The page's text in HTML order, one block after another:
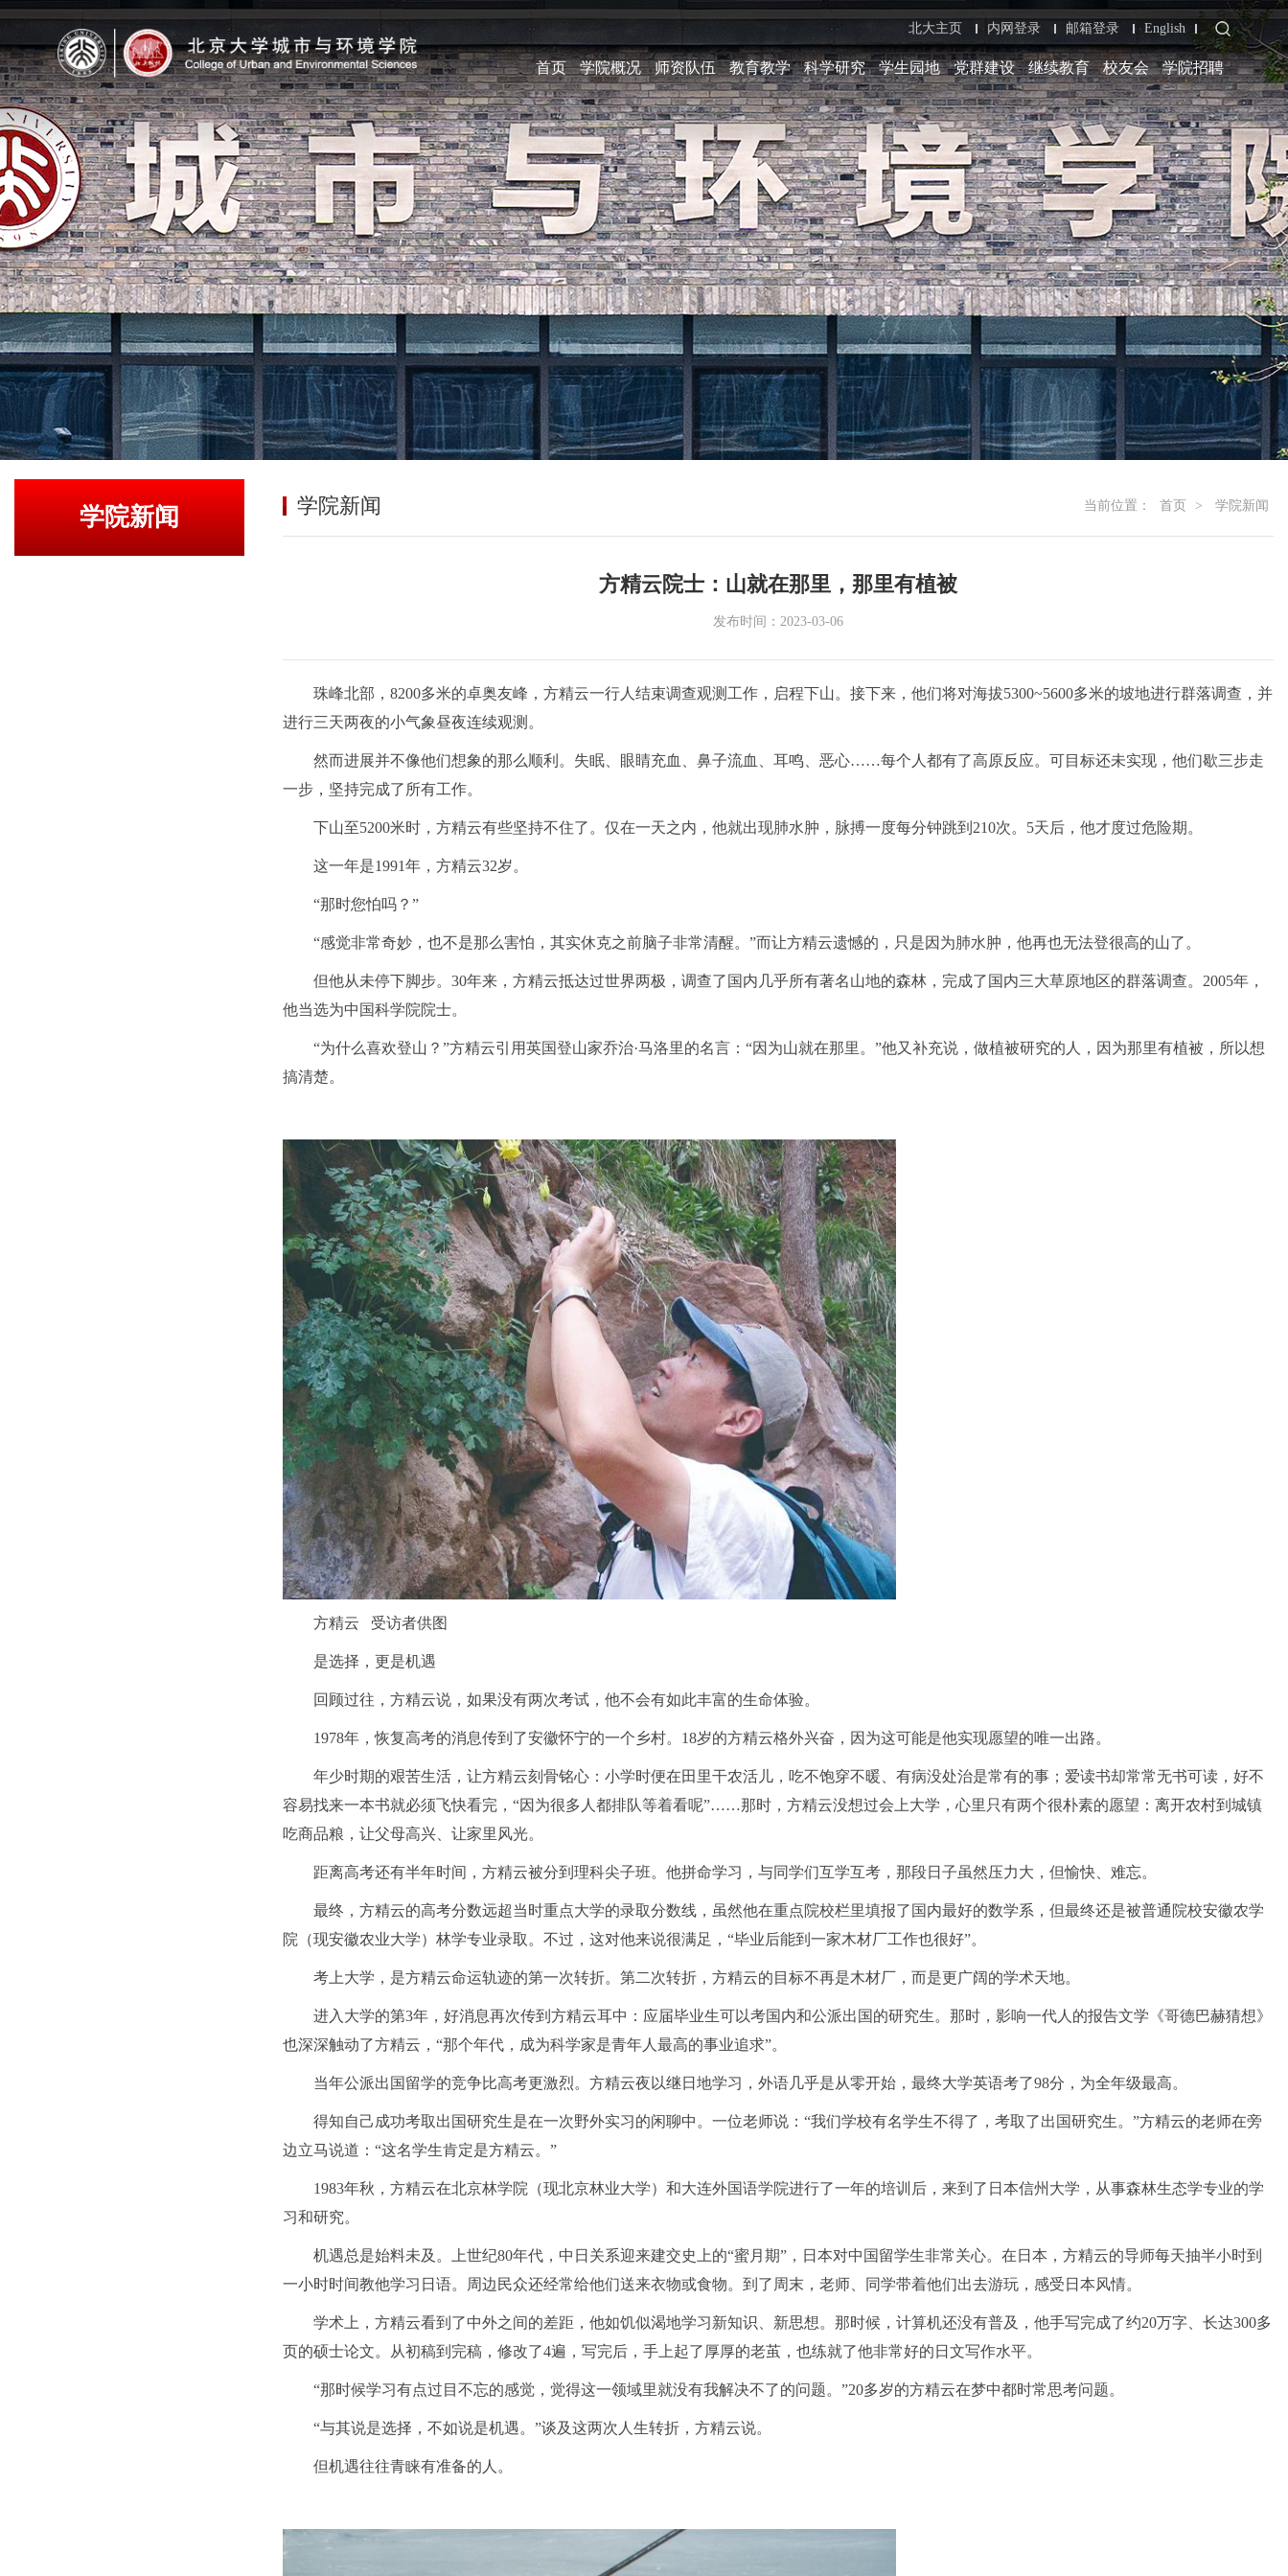
北大主页 内网登录 邮箱登录 English
首页 学院概况 师资队伍 教育教学 科学研究 学生园地 党群建设 继续教育 校友会 学院招聘
学院新闻 学院新闻 当前位置： 首页 > 学院新闻
方精云院士：山就在那里，那里有植被
发布时间：2023-03-06
珠峰北部，8200多米的卓奥友峰，方精云一行人结束调查观测工作，启程下山。接下来，他们将对海拔5300~5600多米的坡地进行群落调查，并
进行三天两夜的小气象昼夜连续观测。
然而进展并不像他们想象的那么顺利。失眠、眼睛充血、鼻子流血、耳鸣、恶心……每个人都有了高原反应。可目标还未实现，他们歇三步走
一步，坚持完成了所有工作。
下山至5200米时，方精云有些坚持不住了。仅在一天之内，他就出现肺水肿，脉搏一度每分钟跳到210次。5天后，他才度过危险期。
这一年是1991年，方精云32岁。
“那时您怕吗？”
“感觉非常奇妙，也不是那么害怕，其实休克之前脑子非常清醒。”而让方精云遗憾的，只是因为肺水肿，他再也无法登很高的山了。
但他从未停下脚步。30年来，方精云抵达过世界两极，调查了国内几乎所有著名山地的森林，完成了国内三大草原地区的群落调查。2005年，
他当选为中国科学院院士。
“为什么喜欢登山？”方精云引用英国登山家乔治·马洛里的名言：“因为山就在那里。”他又补充说，做植被研究的人，因为那里有植被，所以想
搞清楚。
方精云 受访者供图
是选择，更是机遇
回顾过往，方精云说，如果没有两次考试，他不会有如此丰富的生命体验。
1978年，恢复高考的消息传到了安徽怀宁的一个乡村。18岁的方精云格外兴奋，因为这可能是他实现愿望的唯一出路。
年少时期的艰苦生活，让方精云刻骨铭心：小学时便在田里干农活儿，吃不饱穿不暖、有病没处治是常有的事；爱读书却常常无书可读，好不
容易找来一本书就必须飞快看完，“因为很多人都排队等着看呢”……那时，方精云没想过会上大学，心里只有两个很朴素的愿望：离开农村到城镇
吃商品粮，让父母高兴、让家里风光。
距离高考还有半年时间，方精云被分到理科尖子班。他拼命学习，与同学们互学互考，那段日子虽然压力大，但愉快、难忘。
最终，方精云的高考分数远超当时重点大学的录取分数线，虽然他在重点院校栏里填报了国内最好的数学系，但最终还是被普通院校安徽农学
院（现安徽农业大学）林学专业录取。不过，这对他来说很满足，“毕业后能到一家木材厂工作也很好”。
考上大学，是方精云命运轨迹的第一次转折。第二次转折，方精云的目标不再是木材厂，而是更广阔的学术天地。
进入大学的第3年，好消息再次传到方精云耳中：应届毕业生可以考国内和公派出国的研究生。那时，影响一代人的报告文学《哥德巴赫猜想》
也深深触动了方精云，“那个年代，成为科学家是青年人最高的事业追求”。
当年公派出国留学的竞争比高考更激烈。方精云夜以继日地学习，外语几乎是从零开始，最终大学英语考了98分，为全年级最高。
得知自己成功考取出国研究生是在一次野外实习的闲聊中。一位老师说：“我们学校有名学生不得了，考取了出国研究生。”方精云的老师在旁
边立马说道：“这名学生肯定是方精云。”
1983年秋，方精云在北京林学院（现北京林业大学）和大连外国语学院进行了一年的培训后，来到了日本信州大学，从事森林生态学专业的学
习和研究。
机遇总是始料未及。上世纪80年代，中日关系迎来建交史上的“蜜月期”，日本对中国留学生非常关心。在日本，方精云的导师每天抽半小时到
一小时时间教他学习日语。周边民众还经常给他们送来衣物或食物。到了周末，老师、同学带着他们出去游玩，感受日本风情。
学术上，方精云看到了中外之间的差距，他如饥似渴地学习新知识、新思想。那时候，计算机还没有普及，他手写完成了约20万字、长达300多
页的硕士论文。从初稿到完稿，修改了4遍，写完后，手上起了厚厚的老茧，也练就了他非常好的日文写作水平。
“那时候学习有点过目不忘的感觉，觉得这一领域里就没有我解决不了的问题。”20多岁的方精云在梦中都时常思考问题。
“与其说是选择，不如说是机遇。”谈及这两次人生转折，方精云说。
但机遇往往青睐有准备的人。